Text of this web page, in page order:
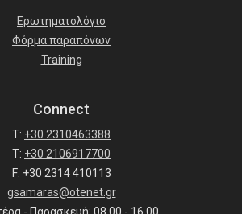
Ερωτηματολόγιο
Φόρμα παραπόνων
Training
Connect
T: +30 2310463388
T: +30 2106917700
F: +30 2314 410113
gsamaras@otenet.gr
- Παρασκευή: 08.00 - 16.00